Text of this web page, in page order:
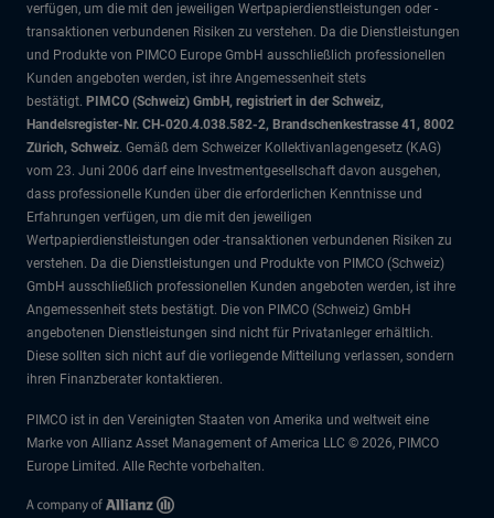
verfügen, um die mit den jeweiligen Wertpapierdienstleistungen oder -
transaktionen verbundenen Risiken zu verstehen. Da die Dienstleistungen
und Produkte von PIMCO Europe GmbH ausschließlich professionellen
Kunden angeboten werden, ist ihre Angemessenheit stets
bestätigt. PIMCO (Schweiz) GmbH, registriert in der Schweiz,
Handelsregister-Nr. CH-020.4.038.582-2, Brandschenkestrasse 41, 8002
Zürich, Schweiz. Gemäß dem Schweizer Kollektivanlagengesetz (KAG)
vom 23. Juni 2006 darf eine Investmentgesellschaft davon ausgehen,
dass professionelle Kunden über die erforderlichen Kenntnisse und
Erfahrungen verfügen, um die mit den jeweiligen
Wertpapierdienstleistungen oder -transaktionen verbundenen Risiken zu
verstehen. Da die Dienstleistungen und Produkte von PIMCO (Schweiz)
GmbH ausschließlich professionellen Kunden angeboten werden, ist ihre
Angemessenheit stets bestätigt. Die von PIMCO (Schweiz) GmbH
angebotenen Dienstleistungen sind nicht für Privatanleger erhältlich.
Diese sollten sich nicht auf die vorliegende Mitteilung verlassen, sondern
ihren Finanzberater kontaktieren.
PIMCO ist in den Vereinigten Staaten von Amerika und weltweit eine
Marke von Allianz Asset Management of America LLC © 2026, PIMCO
Europe Limited. Alle Rechte vorbehalten.